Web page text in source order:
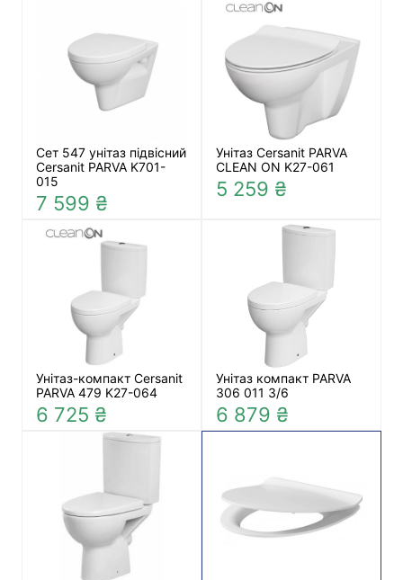
Сет 547 унітаз підвісний
Cersanit PARVA K701-
015
7 599 ₴
Унітаз Cersanit PARVA
CLEAN ON K27-061
5 259 ₴
Унітаз-компакт Cersanit
PARVA 479 K27-064
6 725 ₴
Унітаз компакт PARVA
306 011 3/6
6 879 ₴